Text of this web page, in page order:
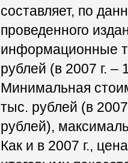
составляет, по
проведенного
информационные
рублей (в 2007 г. –
Минимальная
тыс. рублей (в
рублей),
Как и в 2007 г.,